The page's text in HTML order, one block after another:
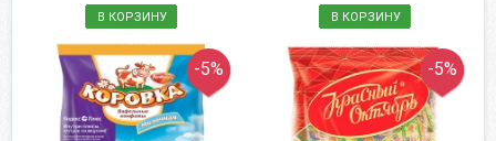
В КОРЗИНУ В КОРЗИНУ
-5% -5%